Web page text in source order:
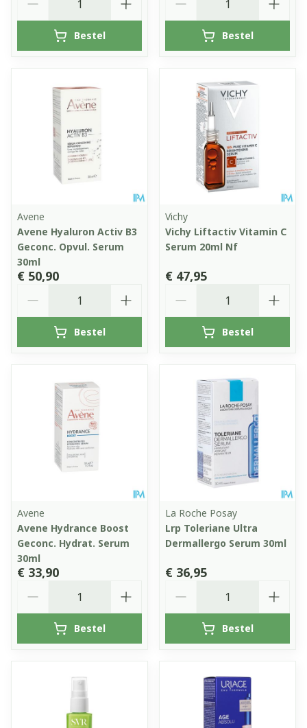
Bestel Bestel
Avene
Avene Hyaluron Activ B3
Geconc. Opvul. Serum
30ml
€ 50,90
Bestel
Vichy
Vichy Liftactiv Vitamin C
Serum 20ml Nf
€ 47,95
Bestel
Avene
Avene Hydrance Boost
Geconc. Hydrat. Serum
30ml
€ 33,90
Bestel
La Roche Posay
Lrp Toleriane Ultra
Dermallergo Serum 30ml
€ 36,95
Bestel